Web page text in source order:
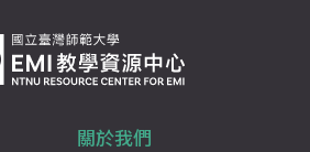
關於我們